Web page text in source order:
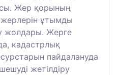
Жер қорының
ұтымды
жолдары. Жерге
кадастрлық
пайдалануда
жетілдіру